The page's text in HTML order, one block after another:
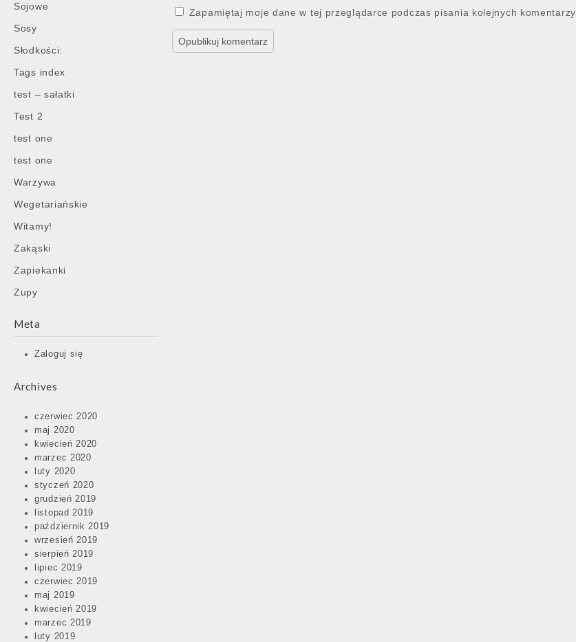
Sojowe
Sosy
Słodkości:
Tags index
test – sałatki
Test 2
test one
test one
Warzywa
Wegetariańskie
Witamy!
Zakąski
Zapiekanki
Zupy
Meta
Zaloguj się
Archives
czerwiec 2020
maj 2020
kwiecień 2020
marzec 2020
luty 2020
styczeń 2020
grudzień 2019
listopad 2019
październik 2019
wrzesień 2019
sierpień 2019
lipiec 2019
czerwiec 2019
maj 2019
kwiecień 2019
marzec 2019
luty 2019
Zapamiętaj moje dane w tej przeglądarce podczas pisania kolejnych komentarzy.